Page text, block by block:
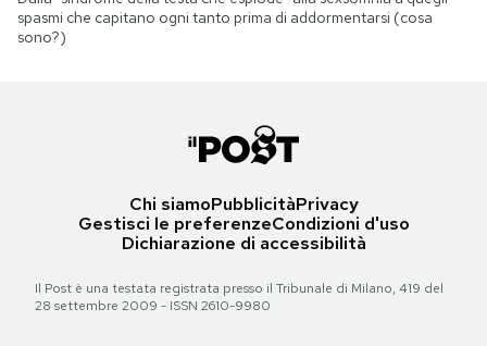
spasmi che capitano ogni tanto prima di addormentarsi (cosa
sono?)
Chi siamoPubblicitàPrivacy
Gestisci le preferenzeCondizioni d'uso
Dichiarazione di accessibilità
Il Post è una testata registrata presso il Tribunale di Milano, 419 del
28 settembre 2009 - ISSN 2610-9980